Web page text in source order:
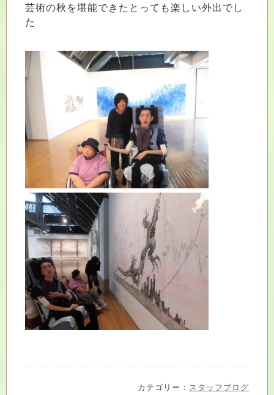
芸術の秋を堪能できたとっても楽しい外出でし
た
カテゴリー： スタッフブログ